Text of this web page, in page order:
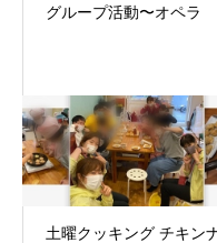
グループ活動〜オペラ
土曜クッキング チキンナ